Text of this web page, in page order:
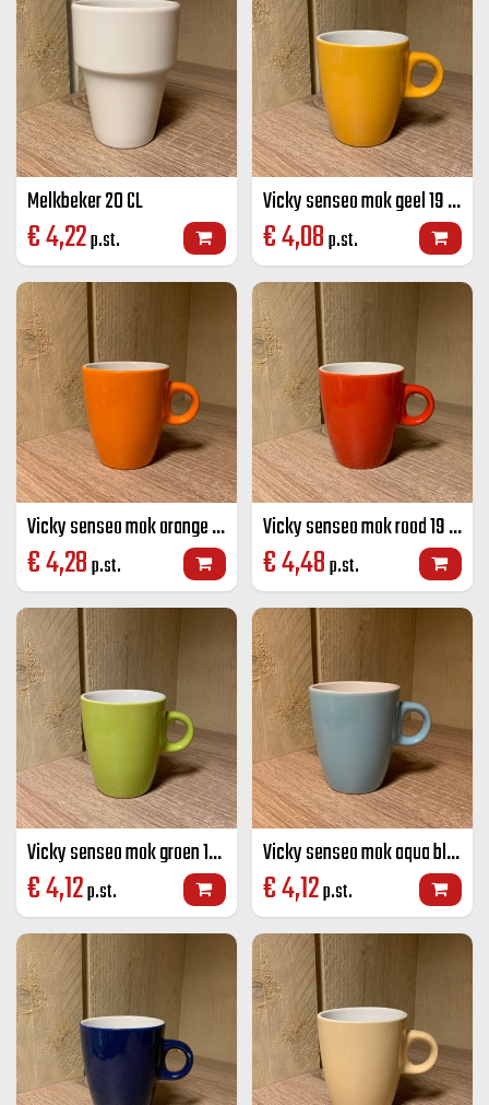
Melkbeker 20 CL
€4,22p.st.
Vicky senseo mok geel 19 CL
€4,08p.st.
Vicky senseo mok orange 19 CL
€4,28p.st.
Vicky senseo mok rood 19 CL
€4,48p.st.
Vicky senseo mok groen 19 CL
€4,12p.st.
Vicky senseo mok aqua blauw 19 CL
€4,12p.st.